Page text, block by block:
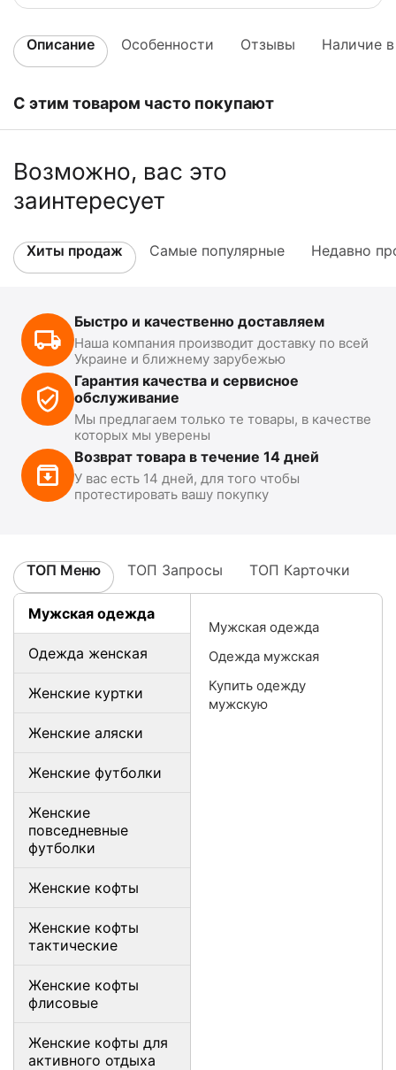
Описание Особенности Отзывы Наличие
С этим товаром часто покупают
Возможно, вас это
заинтересует
Хиты продаж Самые популярные Недавно
Быстро и качественно доставляем
Наша компания производит доставку по всей
Украине и ближнему зарубежью
Гарантия качества и сервисное
обслуживание
Мы предлагаем только те товары, в качестве
которых мы уверены
Возврат товара в течение 14 дней
У вас есть 14 дней, для того чтобы
протестировать вашу покупку
ТОП Меню ТОП Запросы ТОП Карточки
Мужская одежда
Одежда женская
Женские куртки
Женские аляски
Женские футболки
Женские
повседневные
футболки
Женские кофты
Женские кофты
тактические
Женские кофты
флисовые
Женские кофты для
активного отдыха
Мужская одежда
Одежда мужская
Купить одежду
мужскую